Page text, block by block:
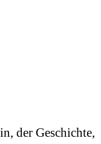
der Geschichte,